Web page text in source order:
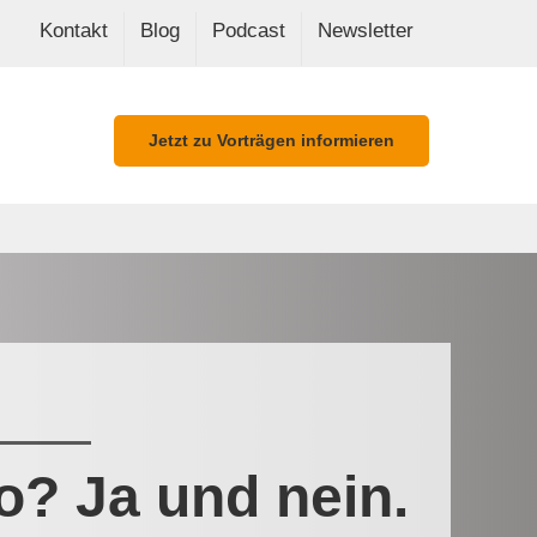
Kontakt Blog Podcast Newsletter
Jetzt zu Vorträgen informieren
Ja und nein.